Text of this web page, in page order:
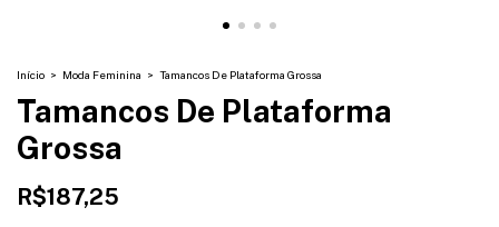
Início > Moda Feminina > Tamancos De Plataforma Grossa
Tamancos De Plataforma
Grossa
R$187,25